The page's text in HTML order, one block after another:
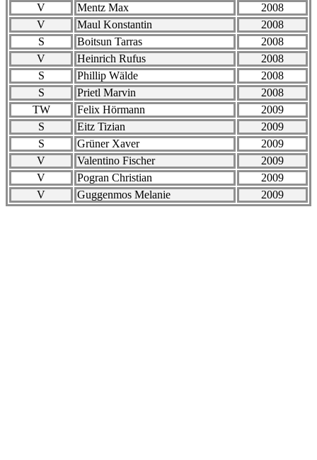
V
Mentz Max
2008
V
Maul Konstantin
2008
S
Boitsun Tarras
2008
V
Heinrich Rufus
2008
S
Phillip Wälde
2008
S
Prietl Marvin
2008
TW
Felix Hörmann
2009
S
Eitz Tizian
2009
S
Grüner Xaver
2009
V
Valentino Fischer
2009
V
Pogran Christian
2009
V
Guggenmos Melanie 2009